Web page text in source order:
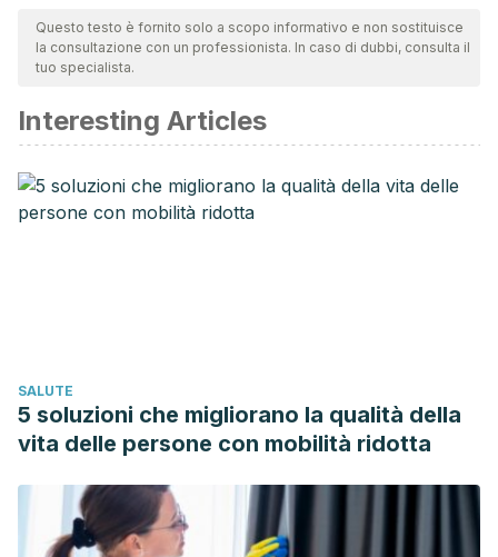
team per garantirne la qualità, l'affidabilità, l'attualità e la
validità. La bibliografia di questo articolo è stata considerata
Sandoval, N. J., Arenas, R., Giusiano, G., García, D., Chávez,
L., & Zúniga, P. (2012). Diagnóstico y tratamiento de
dermatofitosis. Revista Médica Hondureña.
Nuño, N., & Losada, D. P. (2005). Dermatofitosis o tiñas.
Questo testo è fornito solo a scopo informativo e non sostituisce
la consultazione con un professionista. In caso di dubbi, consulta il
tuo specialista.
Interesting Articles
SALUTE
5 soluzioni che migliorano la qualità della
vita delle persone con mobilità ridotta